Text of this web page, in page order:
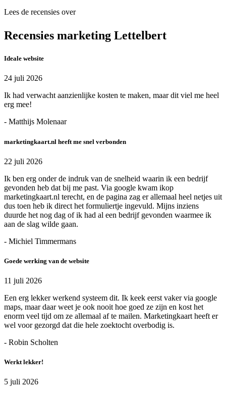
Lees de recensies over
Recensies marketing Lettelbert
Ideale website
24 juli 2026
Ik had verwacht aanzienlijke kosten te maken, maar dit viel me heel
erg mee!
- Matthijs Molenaar
marketingkaart.nl heeft me snel verbonden
22 juli 2026
Ik ben erg onder de indruk van de snelheid waarin ik een bedrijf
gevonden heb dat bij me past. Via google kwam ikop
marketingkaart.nl terecht, en de pagina zag er allemaal heel netjes uit
dus toen heb ik direct het formuliertje ingevuld. Mijns inziens
duurde het nog dag of ik had al een bedrijf gevonden waarmee ik
aan de slag wilde gaan.
- Michiel Timmermans
Goede werking van de website
11 juli 2026
Een erg lekker werkend systeem dit. Ik keek eerst vaker via google
maps, maar daar weet je ook nooit hoe goed ze zijn en kost het
enorm veel tijd om ze allemaal af te mailen. Marketingkaart heeft er
wel voor gezorgd dat die hele zoektocht overbodig is.
- Robin Scholten
Werkt lekker!
5 juli 2026